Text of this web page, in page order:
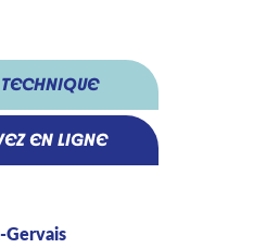
Gervais
EN LIGNE